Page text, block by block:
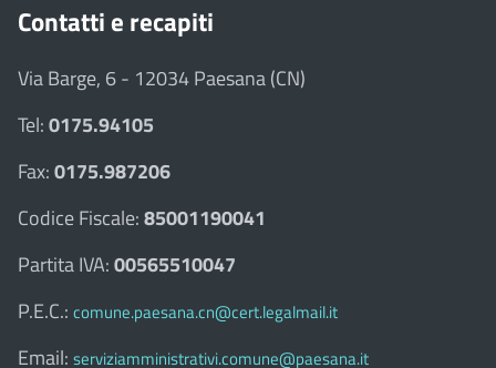
Contatti e recapiti
Via Barge, 6 - 12034 Paesana (CN)
Tel:0175.94105
Fax:0175.987206
Codice Fiscale:85001190041
Partita IVA:00565510047
P.E.C.: comune.paesana.cn@cert.legalmail.it
Email: serviziamministrativi.comune@paesana.it